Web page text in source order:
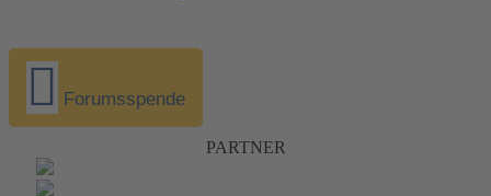
Forumsspende
PARTNER